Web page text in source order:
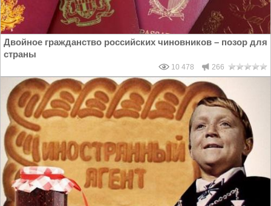
Двойное гражданство российских чиновников – позор для
страны
10 478 266